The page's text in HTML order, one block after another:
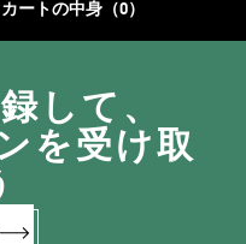
カートの中身（0）
して、
ンを受け取